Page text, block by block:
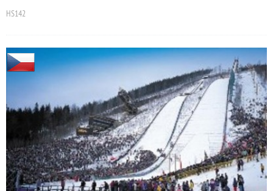
HS142